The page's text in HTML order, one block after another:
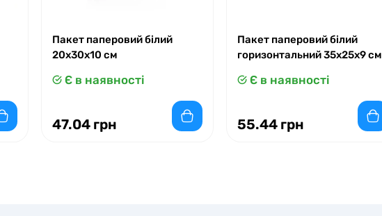
Пакет паперовий білий
20х30х10 см
Є в наявності
47.04 грн
Пакет паперовий білий
горизонтальний 35х25х9 см
Є в наявності
55.44 грн